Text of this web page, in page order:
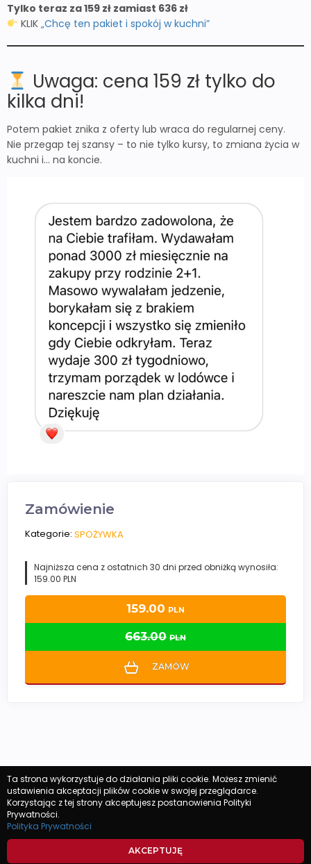
Tylko teraz za 159 zł zamiast 636 zł
KLIK „Chcę ten pakiet i spokój w kuchni”
Uwaga: cena 159 zł tylko do
kilka dni!
Potem pakiet znika z oferty lub wraca do regularnej ceny.
Nie przegap tej szansy – to nie tylko kursy, to zmiana życia w
kuchni i… na koncie.
Zamówienie
Kategorie: SPOŻYWKA
Najniższa cena z ostatnich 30 dni przed obniżką wynosiła:
159.00 PLN
159.00 PLN
663.00 PLN
ZAMÓW
@ 2025 mojenawierzchu.pl | Wszystkie prawa zastrzeżone
Ta strona wykorzystuje do działania pliki cookie. Możesz zmienić
ustawienia akceptacji plików cookie w swojej przeglądarce.
Korzystając z tej strony akceptujesz postanowienia Polityki
Prywatności.
Polityka Prywatności
AKCEPTUJĘ